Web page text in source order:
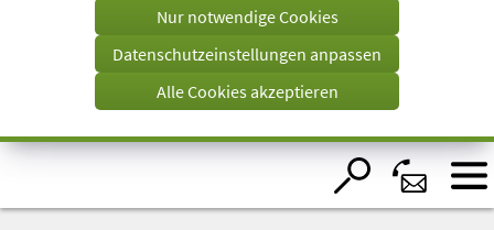
Visuelle
einem
Tab)
Nur notwendige Cookies
Datenschutzeinstellungen anpassen
Alle Cookies akzeptieren